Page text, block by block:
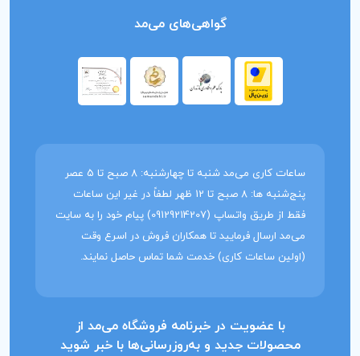
گواهی‌های می‌مد
ساعات کاری می‌مد شنبه تا چهارشنبه: 8 صبح تا 5 عصر
پنج‌شنبه ها: 8 صبح تا 12 ظهر لطفاً در غیر این ساعات
فقط از طریق واتساپ (09129214207) پیام خود را به سایت
می‌مد ارسال فرمایید تا همکاران فروش در اسرع وقت
(اولین ساعات کاری) خدمت شما تماس حاصل نمایند.
با عضویت در خبرنامه فروشگاه می‌مد از
محصولات جدید و به‌روزرسانی‌ها با خبر شوید